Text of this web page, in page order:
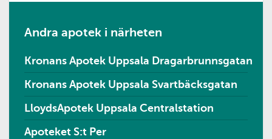
Andra apotek i närheten
Kronans Apotek Uppsala Dragarbrunnsgatan
Kronans Apotek Uppsala Svartbäcksgatan
LloydsApotek Uppsala Centralstation
Apoteket S:t Per